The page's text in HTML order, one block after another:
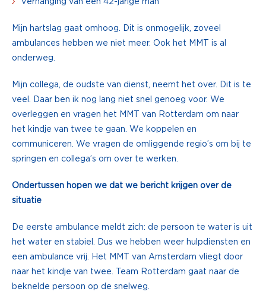
Mijn hartslag gaat omhoog. Dit is onmogelijk, zoveel
ambulances hebben we niet meer. Ook het MMT is al
onderweg.
Mijn collega, de oudste van dienst, neemt het over. Dit is te
veel. Daar ben ik nog lang niet snel genoeg voor. We
overleggen en vragen het MMT van Rotterdam om naar
het kindje van twee te gaan. We koppelen en
communiceren. We vragen de omliggende regio’s om bij te
springen en collega’s om over te werken.
Ondertussen hopen we dat we bericht krijgen over de
situatie
De eerste ambulance meldt zich: de persoon te water is uit
het water en stabiel. Dus we hebben weer hulpdiensten en
een ambulance vrij. Het MMT van Amsterdam vliegt door
naar het kindje van twee. Team Rotterdam gaat naar de
beknelde persoon op de snelweg.